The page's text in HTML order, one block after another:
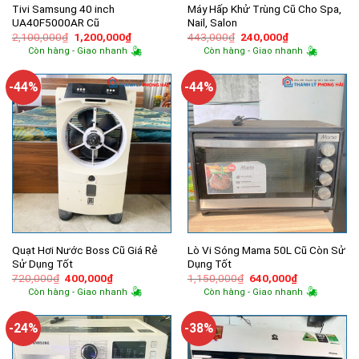
Tivi Samsung 40 inch
UA40F5000AR Cũ
2,100,000₫ Giá
gốc
là:
1,200,000₫Giá
hiện
tại
1,200,000₫.
Còn hàng - Giao nhanh
Máy Hấp Khử Trùng Cũ Cho Spa,
Nail, Salon
443,000₫ Giá
gốc
là:
240,000₫Giá
hiện
tại
240,000₫.
Còn hàng - Giao nhanh
-44%
Quạt Hơi Nước Boss Cũ Giá Rẻ
Sử Dụng Tốt
720,000₫ Giá
gốc
là:
400,000₫Giá
hiện
tại
400,000₫.
Còn hàng - Giao nhanh
-44%
Lò Vi Sóng Mama 50L Cũ Còn Sử
Dụng Tốt
1,150,000₫ Giá
gốc
là:
640,000₫Giá
hiện
tại
640,000₫.
Còn hàng - Giao nhanh
-24% -38%